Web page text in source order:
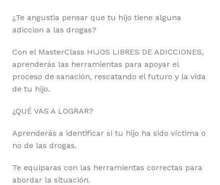
¿Te angustia pensar que tu hijo tiene alguna
adiccion a las drogas?
Con el MasterClass HIJOS LIBRES DE ADICCIONES,
aprenderás las herramientas para apoyar el
proceso de sanación, rescatando el futuro y la vida
de tu hijo.
¿QUÉ VAS A LOGRAR?
Aprenderás a identificar si tu hijo ha sido víctima o
no de las drogas.
Te equiparas con las herramientas correctas para
abordar la situación.